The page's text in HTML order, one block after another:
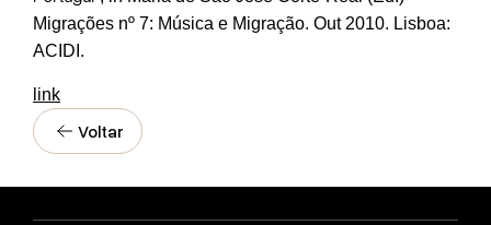
Migrações nº 7: Música e Migração. Out 2010. Lisboa:
ACIDI.
link
Voltar